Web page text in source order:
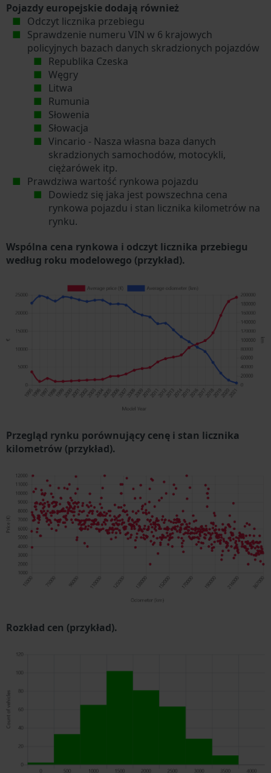
Pojazdy europejskie dodają również
Odczyt licznika przebiegu
Sprawdzenie numeru VIN w 6 krajowych
policyjnych bazach danych skradzionych pojazdów
Republika Czeska
Węgry
Litwa
Rumunia
Słowenia
Słowacja
Vincario - Nasza własna baza danych
skradzionych samochodów, motocykli,
ciężarówek itp.
Prawdziwa wartość rynkowa pojazdu
Dowiedz się jaka jest powszechna cena
rynkowa pojazdu i stan licznika kilometrów na
rynku.
Wspólna cena rynkowa i odczyt licznika przebiegu
według roku modelowego (przykład).
Przegląd rynku porównujący cenę i stan licznika
kilometrów (przykład).
Rozkład cen (przykład).